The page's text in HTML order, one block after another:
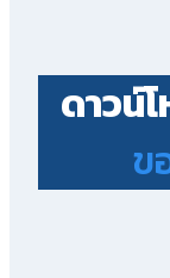
ดาวน์
ข